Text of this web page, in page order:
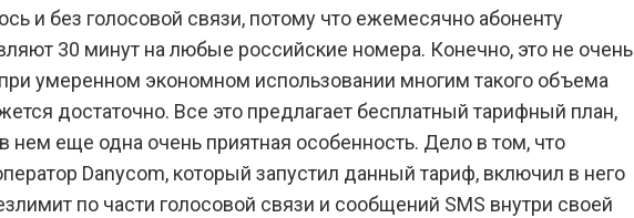
и без голосовой связи, потому что ежемесячно абоненту
30 минут на любые российские номера. Конечно, это не очень
умеренном экономном использовании многим такого объема
достаточно. Все это предлагает бесплатный тарифный план,
нем еще одна очень приятная особенность. Дело в том, что
Danycom, который запустил данный тариф, включил в него
по части голосовой связи и сообщений SMS внутри своей